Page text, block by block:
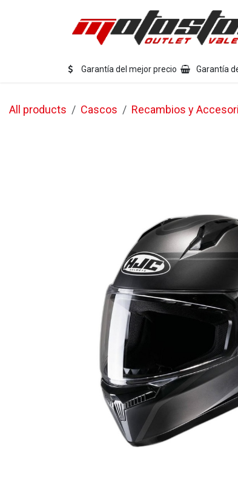
Garantía del mejor precio Garantía
All products Cascos Recambios y